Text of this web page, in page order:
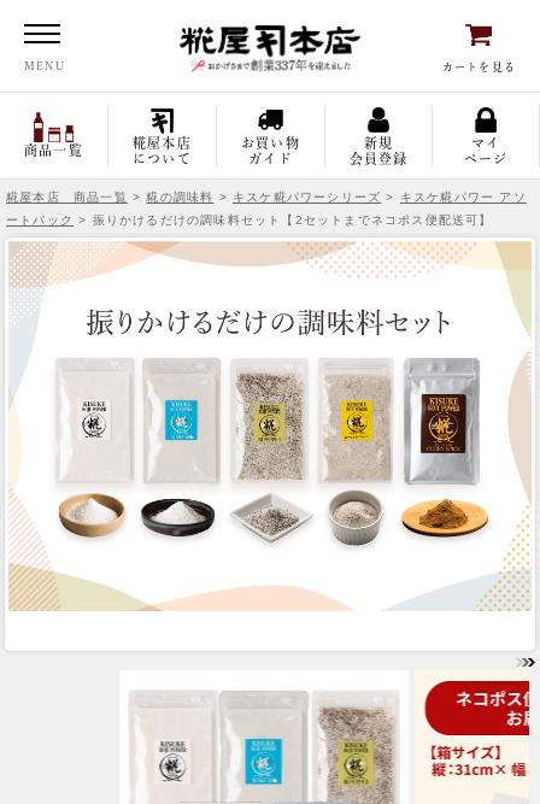
MENU カートを見る
商品一覧
糀屋本店
について
お買い物
ガイド
新規
会員登録
マイ
ページ
糀屋本店 商品一覧 >糀の調味料 > キスケ糀パワーシリーズ >
キスケ糀パワー アソ
ートパック
> 振りかけるだけの調味料セット【2セットまでネコポス便配送可】